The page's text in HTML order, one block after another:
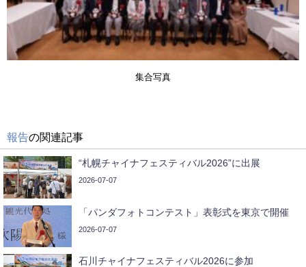
集合写真
報告の関連記事
“札幌チャイナフェスティバル2026”に出展
2026-07-07
「パンダフォトコンテスト」表彰式を東京で開催
2026-07-07
石川チャイナフェスティバル2026に参加